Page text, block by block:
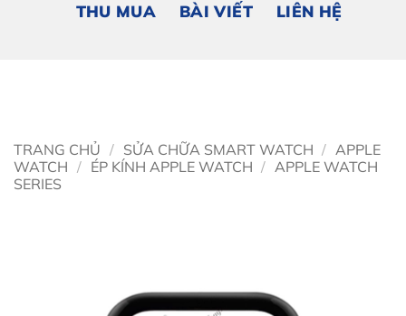
THU MUA BÀI VIẾT LIÊN HỆ
TRANG CHỦ / SỬA CHỮA SMART WATCH / APPLE
WATCH / ÉP KÍNH APPLE WATCH / APPLE WATCH
SERIES